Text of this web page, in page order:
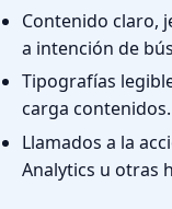
Contenido claro,
a intención de
Tipografías
carga contenidos.
Llamados a la
Analytics u otras